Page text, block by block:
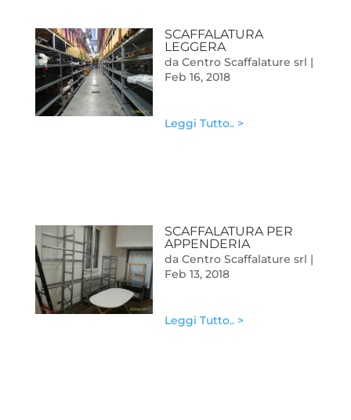
SCAFFALATURA
LEGGERA
da Centro Scaffalature srl |
Feb 16, 2018
Leggi Tutto.. >
SCAFFALATURA PER
APPENDERIA
da Centro Scaffalature srl |
Feb 13, 2018
Leggi Tutto.. >